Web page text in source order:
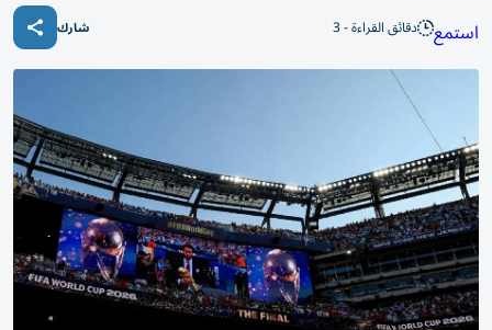
استمع دقائق القراءة - 3 شارك